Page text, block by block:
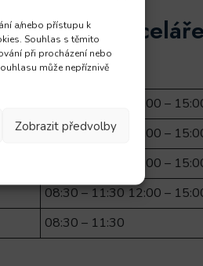
a/nebo přístupu k
Souhlas s těmito
při procházení nebo
může nepříznivě
Zobrazit předvolby
doba
08:30 – 11:30 12:00 –
08:30 – 11:30 12:00 –
08:30 – 11:30 12:00 –
08:30 – 11:30 12:00 –
08:30 – 11:30